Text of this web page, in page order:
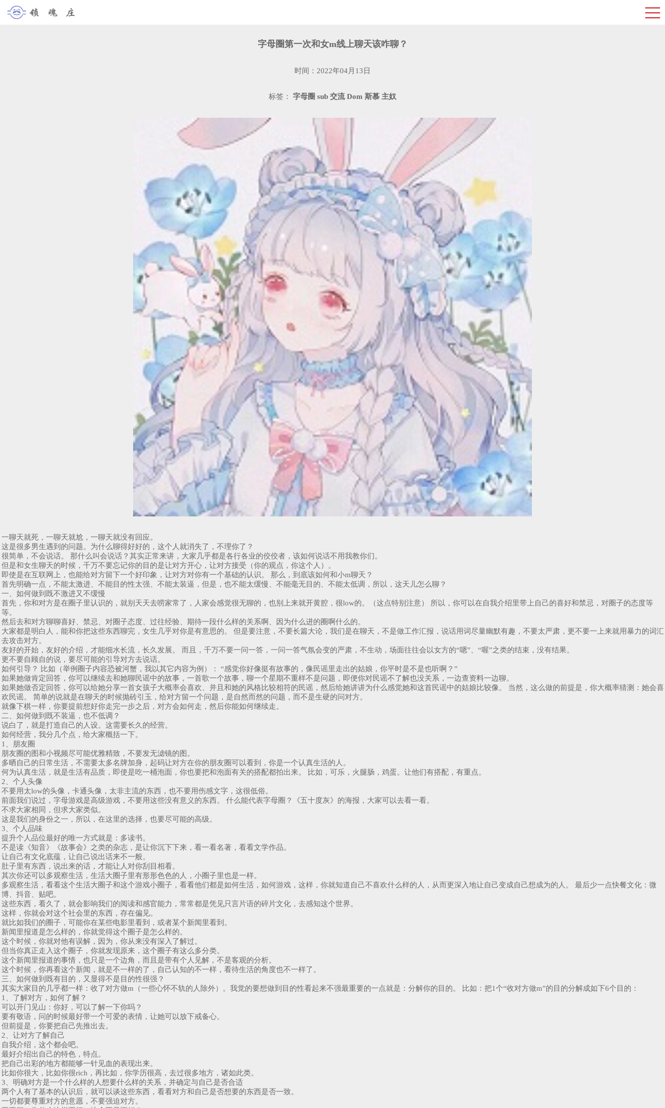
字母圈第一次和女m线上聊天该咋聊？
时间：2022年04月13日
标签： 字母圈 sub 交流 Dom 斯慕 主奴
一聊天就死，一聊天就尬，一聊天就没有回应。
这是很多男生遇到的问题。为什么聊得好好的，这个人就消失了，不理你了？
很简单，不会说话。 那什么叫会说话？其实正常来讲，大家几乎都是各行各业的佼佼者，该如何说话不用我教你们。
但是和女生聊天的时候，千万不要忘记你的目的是让对方开心，让对方接受（你的观点，你这个人）。
即使是在互联网上，也能给对方留下一个好印象，让对方对你有一个基础的认识。 那么，到底该如何和小m聊天？
首先明确一点，不能太激进、不能目的性太强、不能太装逼，但是，也不能太缓慢、不能毫无目的、不能太低调，所以，这天儿怎么聊？
一、如何做到既不激进又不缓慢
首先，你和对方是在圈子里认识的，就别天天去唠家常了，人家会感觉很无聊的，也别上来就开黄腔，很low的。（这点特别注意） 所以，你可以在自我介绍里带上自己的喜好和禁忌，对圈子的态度等
等。
然后去和对方聊聊喜好、禁忌、对圈子态度、过往经验、期待一段什么样的关系啊、因为什么进的圈啊什么的。
大家都是明白人，能和你把这些东西聊完，女生几乎对你是有意思的。 但是要注意，不要长篇大论，我们是在聊天，不是做工作汇报，说话用词尽量幽默有趣，不要太严肃，更不要一上来就用暴力的词汇
去攻击对方。
友好的开始，友好的介绍，才能细水长流，长久发展。 而且，千万不要一问一答，一问一答气氛会变的严肃，不生动，场面往往会以女方的“嗯”、“喔”之类的结束，没有结果。
更不要自顾自的说，要尽可能的引导对方去说话。
如何引导？ 比如（举例圈子内容恐被河蟹，我以其它内容为例）： “感觉你好像挺有故事的，像民谣里走出的姑娘，你平时是不是也听啊？”
如果她做肯定回答，你可以继续去和她聊民谣中的故事，一首歌一个故事，聊一个星期不重样不是问题，即便你对民谣不了解也没关系，一边查资料一边聊。
如果她做否定回答，你可以给她分享一首女孩子大概率会喜欢、并且和她的风格比较相符的民谣，然后给她讲讲为什么感觉她和这首民谣中的姑娘比较像。 当然，这么做的前提是，你大概率猜测：她会喜
欢民谣。 简单的说就是在聊天的时候抛砖引玉，给对方留一个问题，是自然而然的问题，而不是生硬的问对方。
就像下棋一样，你要提前想好你走完一步之后，对方会如何走，然后你能如何继续走。
二、如何做到既不装逼，也不低调？
说白了，就是打造自己的人设。这需要长久的经营。
如何经营，我分几个点，给大家概括一下。
1、朋友圈
朋友圈的图和小视频尽可能优雅精致，不要发无滤镜的图。
多晒自己的日常生活，不需要太多名牌加身，起码让对方在你的朋友圈可以看到，你是一个认真生活的人。
何为认真生活，就是生活有品质，即使是吃一桶泡面，你也要把和泡面有关的搭配都拍出来。 比如，可乐，火腿肠，鸡蛋。让他们有搭配，有重点。
2、个人头像
不要用太low的头像，卡通头像，太非主流的东西，也不要用伤感文字，这很低俗。
前面我们说过，字母游戏是高级游戏，不要用这些没有意义的东西。 什么能代表字母圈？《五十度灰》的海报，大家可以去看一看。
不求大家相同，但求大家类似。
这是我们的身份之一，所以，在这里的选择，也要尽可能的高级。
3、个人品味
提升个人品位最好的唯一方式就是：多读书。
不是读《知音》《故事会》之类的杂志，是让你沉下下来，看一看名著，看看文学作品。
让自己有文化底蕴，让自己说出话来不一般。
肚子里有东西，说出来的话，才能让人对你刮目相看。
其次你还可以多观察生活，生活大圈子里有形形色色的人，小圈子里也是一样。
多观察生活，看看这个生活大圈子和这个游戏小圈子，看看他们都是如何生活，如何游戏，这样，你就知道自己不喜欢什么样的人，从而更深入地让自己变成自己想成为的人。 最后少一点快餐文化：微
博、抖音、贴吧。
这些东西，看久了，就会影响我们的阅读和感官能力，常常都是凭见只言片语的碎片文化，去感知这个世界。
这样，你就会对这个社会里的东西，存在偏见。
就比如我们的圈子，可能你在某些电影里看到，或者某个新闻里看到。
新闻里报道是怎么样的，你就觉得这个圈子是怎么样的。
这个时候，你就对他有误解，因为，你从来没有深入了解过。
但当你真正走入这个圈子，你就发现原来，这个圈子有这么多分类。
这个新闻里报道的事情，也只是一个边角，而且是带有个人见解，不是客观的分析。
这个时候，你再看这个新闻，就是不一样的了，自己认知的不一样，看待生活的角度也不一样了。
三、如何做到既有目的，又显得不是目的性很强？
其实大家目的几乎都一样：收了对方做m（一些心怀不轨的人除外）。我觉的要想做到目的性看起来不强最重要的一点就是：分解你的目的。 比如：把1个“收对方做m”的目的分解成如下6个目的：
1、了解对方，如何了解？
可以开门见山：你好，可以了解一下你吗？
要有敬语，问的时候最好带一个可爱的表情，让她可以放下戒备心。
但前提是，你要把自己先推出去。
2、让对方了解自己
自我介绍，这个都会吧。
最好介绍出自己的特色，特点。
把自己出彩的地方都能够一针见血的表现出来。
比如你很大，比如你很rich，再比如，你学历很高，去过很多地方，诸如此类。
3、明确对方是一个什么样的人想要什么样的关系，并确定与自己是否合适
两个人有了基本的认识后，就可以谈这些东西，看看对方和自己是否想要的东西是否一致。
一切都要尊重对方的意愿，不要强迫对方。